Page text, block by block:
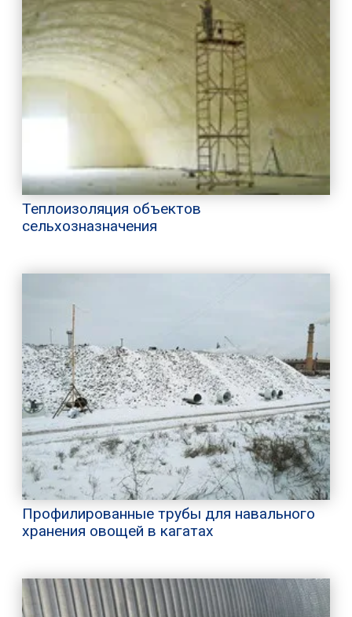
Теплоизоляция объектов
сельхозназначения
Профилированные трубы для навального
хранения овощей в кагатах